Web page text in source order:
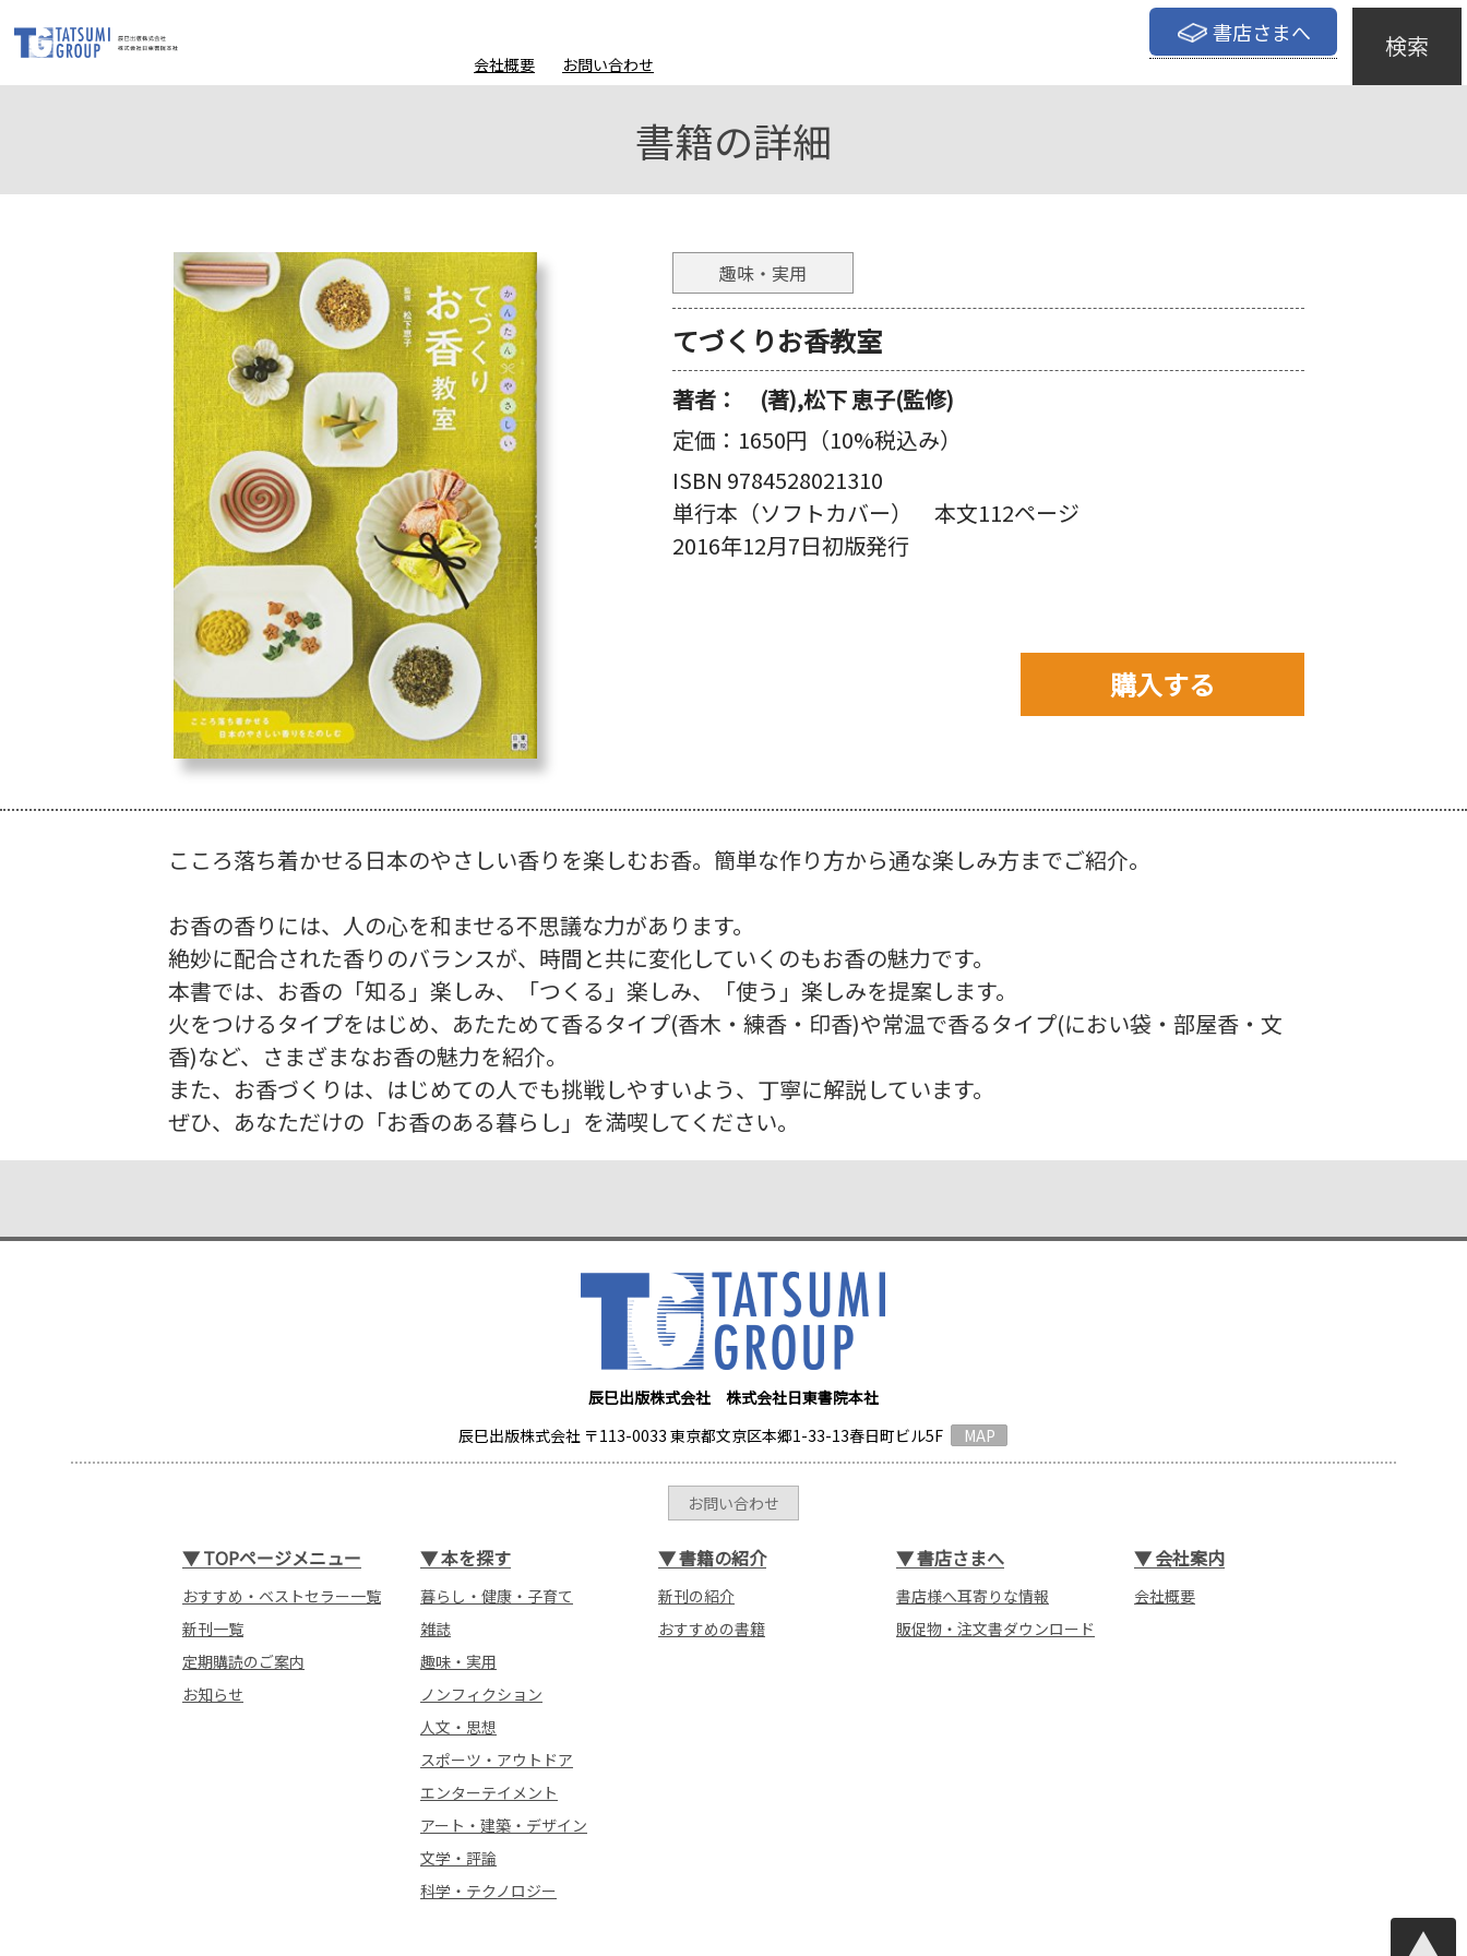
書店さまへ
会社概要 お問い合わせ
検索
書籍の詳細
趣味・実用
てづくりお香教室
著者：
(著),松下 恵子(監修)
定価： 1650円（10%税込み）
ISBN 9784528021310
単行本（ソフトカバー） 本文112ページ
2016年12月7日初版発行
購入する
こころ落ち着かせる日本のやさしい香りを楽しむお香。簡単な作り方から通な楽しみ方までご紹介。
お香の香りには、人の心を和ませる不思議な力があります。
絶妙に配合された香りのバランスが、時間と共に変化していくのもお香の魅力です。
本書では、お香の「知る」楽しみ、「つくる」楽しみ、「使う」楽しみを提案します。
火をつけるタイプをはじめ、あたためて香るタイプ(香木・練香・印香)や常温で香るタイプ(におい袋・部屋香・文
香)など、さまざまなお香の魅力を紹介。
また、お香づくりは、はじめての人でも挑戦しやすいよう、丁寧に解説しています。
ぜひ、あなただけの「お香のある暮らし」を満喫してください。
辰巳出版株式会社 株式会社日東書院本社
辰巳出版株式会社 〒113-0033 東京都文京区本郷1-33-13春日町ビル5F
MAP
お問い合わせ
▼TOPページメニュー
おすすめ・ベストセラー一覧
新刊一覧
定期購読のご案内
お知らせ
▼本を探す
暮らし・健康・子育て
雑誌
趣味・実用
ノンフィクション
人文・思想
スポーツ・アウトドア
エンターテイメント
アート・建築・デザイン
文学・評論
科学・テクノロジー
▼書籍の紹介
新刊の紹介
おすすめの書籍
▼書店さまへ
書店様へ耳寄りな情報
販促物・注文書ダウンロード
▼会社案内
会社概要